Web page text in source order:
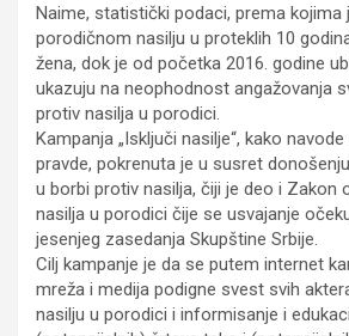
Naime, statistički podaci, prema kojima
porodičnom nasilju u proteklih 10
žena, dok je od početka 2016. godine
ukazuju na neophodnost angažovanja
protiv nasilja u porodici.
Kampanja „Isključi nasilje“, kako
pravde, pokrenuta je u susret
u borbi protiv nasilja, čiji je deo i Zakon
nasilja u porodici čije se usvajanje
jesenjeg zasedanja Skupštine Srbije.
Cilj kampanje je da se putem internet
mreža i medija podigne svest svih
nasilju u porodici i informisanje i